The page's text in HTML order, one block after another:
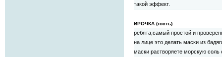
такой эффект.
ИРОЧКА (гость)
ребята,самый простой и
на лице это делать маски из
маски растворяете морскую